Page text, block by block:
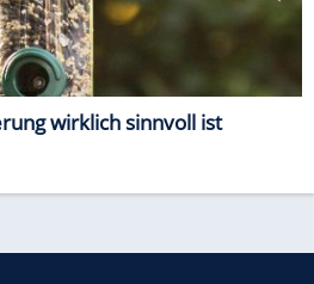
wirklich sinnvoll ist